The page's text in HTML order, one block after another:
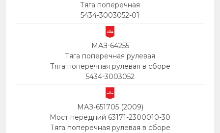
Тяга поперечная
5434-3003052-01
МАЗ-64255
Тяга поперечная рулевая
Тяга поперечная рулевая в сборе
5434-3003052
МАЗ-651705 (2009)
Мост передний 63171-2300010-30
Тяга поперечная рулевая в сборе